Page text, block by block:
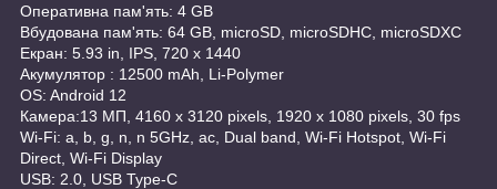
Оперативна пам'ять: 4 GB
Вбудована пам'ять: 64 GB, microSD, microSDHC, microSDXC
Екран: 5.93 in, IPS, 720 x 1440
Акумулятор : 12500 mAh, Li-Polymer
OS: Android 12
Камера:13 МП, 4160 x 3120 pixels, 1920 x 1080 pixels, 30 fps
Wi-Fi: a, b, g, n, n 5GHz, ac, Dual band, Wi-Fi Hotspot, Wi-Fi
Direct, Wi-Fi Display
USB: 2.0, USB Type-C